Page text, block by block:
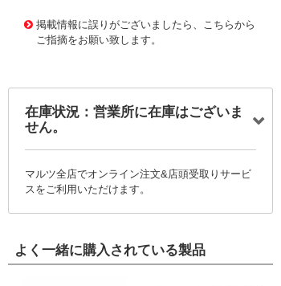
掲載情報に誤りがございましたら、こちらから
ご指摘をお願い致します。
在庫状況：営業所に在庫はございま
せん。
マルツ全店でオンライン注文&店頭受取りサービ
スをご利用いただけます。
よく一緒に購入されている製品